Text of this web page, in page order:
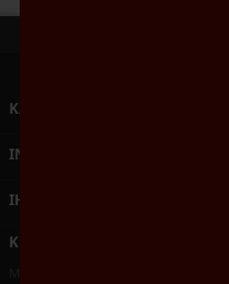
KATEGORIEN
INFORMATIONEN
IHR KONTO
KONTAKT